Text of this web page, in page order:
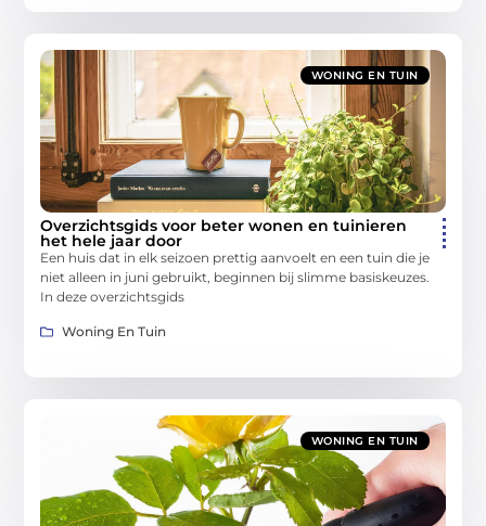
WONING EN TUIN
Overzichtsgids voor beter wonen en tuinieren
het hele jaar door
Een huis dat in elk seizoen prettig aanvoelt en een tuin die je
niet alleen in juni gebruikt, beginnen bij slimme basiskeuzes.
In deze overzichtsgids
Woning En Tuin
WONING EN TUIN